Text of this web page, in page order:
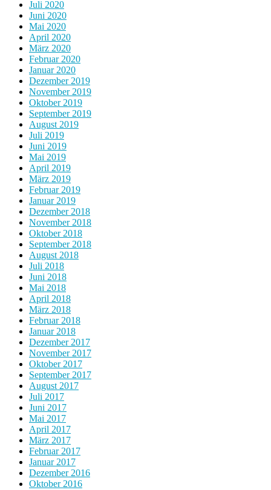
Juli 2020
Juni 2020
Mai 2020
April 2020
März 2020
Februar 2020
Januar 2020
Dezember 2019
November 2019
Oktober 2019
September 2019
August 2019
Juli 2019
Juni 2019
Mai 2019
April 2019
März 2019
Februar 2019
Januar 2019
Dezember 2018
November 2018
Oktober 2018
September 2018
August 2018
Juli 2018
Juni 2018
Mai 2018
April 2018
März 2018
Februar 2018
Januar 2018
Dezember 2017
November 2017
Oktober 2017
September 2017
August 2017
Juli 2017
Juni 2017
Mai 2017
April 2017
März 2017
Februar 2017
Januar 2017
Dezember 2016
Oktober 2016